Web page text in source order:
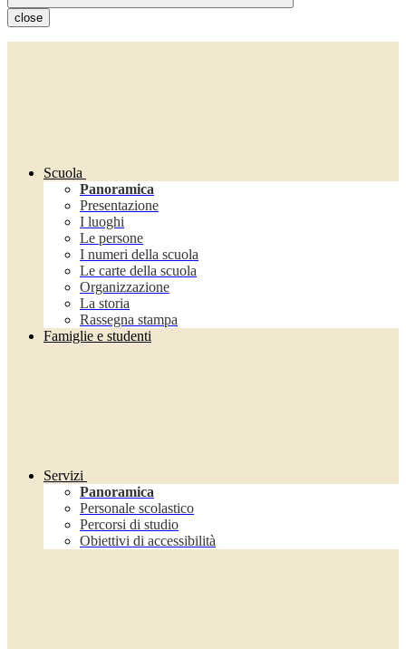
close
Scuola
Panoramica
Presentazione
I luoghi
Le persone
I numeri della scuola
Le carte della scuola
Organizzazione
La storia
Rassegna stampa
Famiglie e studenti
Servizi
Panoramica
Personale scolastico
Percorsi di studio
Obiettivi di accessibilità